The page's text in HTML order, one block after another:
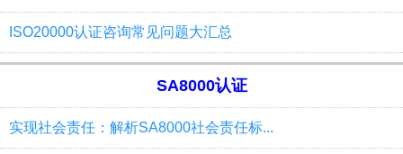
ISO20000认证咨询常见问题大汇总
SA8000认证
实现社会责任：解析SA8000社会责任标...